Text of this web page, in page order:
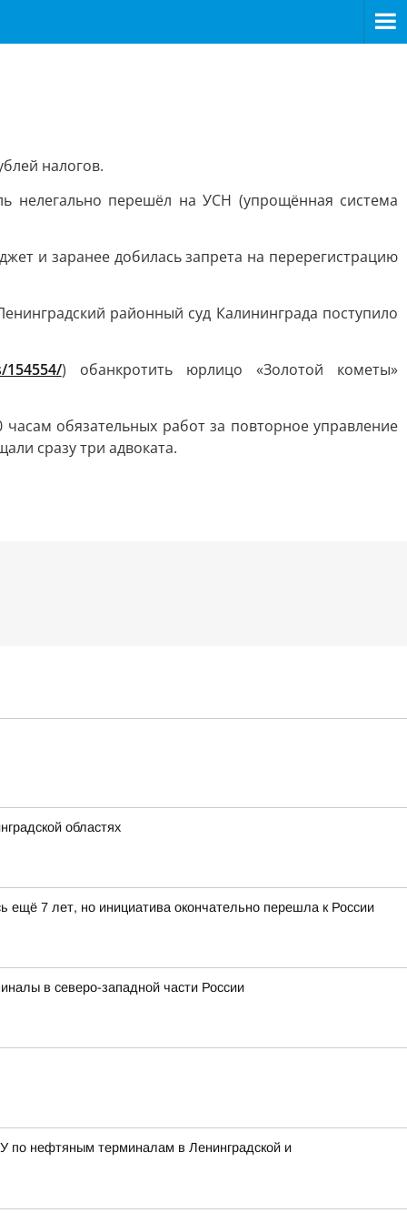
налогов.
нелегально перешёл на УСН (упрощённая система
и заранее добилась запрета на перерегистрацию
районный суд Калининграда поступило
) обанкротить юрлицо «Золотой кометы»
часам обязательных работ за повторное управление
сразу три адвоката.
областях
ещё 7 лет, но инициатива окончательно перешла к России
в северо-западной части России
по нефтяным терминалам в Ленинградской и